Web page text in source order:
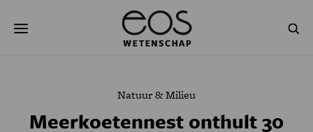
naar
Natuur & Milieu
Meerkoetennest onthult 30